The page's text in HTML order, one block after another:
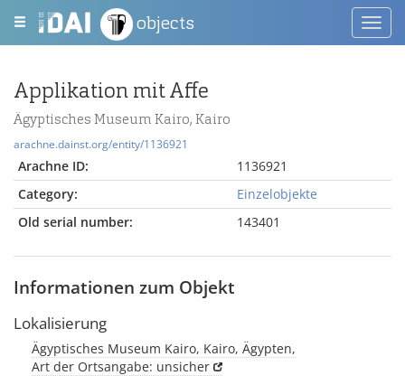
objects
Applikation mit Affe
Ägyptisches Museum Kairo, Kairo
arachne.dainst.org/entity/1136921
Arachne ID:
1136921
Category:
Einzelobjekte
Old serial number:
143401
Informationen zum Objekt
Lokalisierung
Ägyptisches Museum Kairo, Kairo, Ägypten,
Art der Ortsangabe: unsicher